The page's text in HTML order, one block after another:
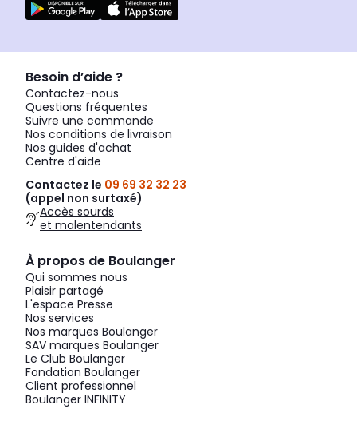
Besoin d’aide ?
Contactez-nous
Questions fréquentes
Suivre une commande
Nos conditions de livraison
Nos guides d'achat
Centre d'aide
Contactez le 09 69 32 32 23
(appel non surtaxé)
Accès sourds
et malentendants
À propos de Boulanger
Qui sommes nous
Plaisir partagé
L'espace Presse
Nos services
Nos marques Boulanger
SAV marques Boulanger
Le Club Boulanger
Fondation Boulanger
Client professionnel
Boulanger INFINITY